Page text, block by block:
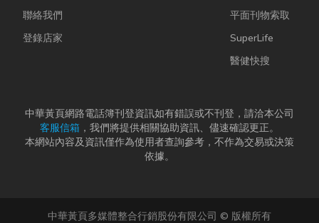
聯絡我們
登錄店家
平面刊物索取
SuperLife
醫健快搜
中華黃頁網路電話簿刊登資訊如有錯誤或不刊登，請洽本公司
客服信箱 ，我們將提供相關協助資訊、儘速確認更正。
本網站內容及資訊僅作為使用者查詢參考，不作為交易或決策
依據。
中華黃頁多媒體整合行銷股份有限公司 © 版權所有